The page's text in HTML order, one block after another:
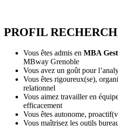
PROFIL
Vous êtes admis en MBA
MBway Grenoble
Vous avez un goût pour
Vous êtes rigoureux(se),
relationnel
Vous aimez travailler en
efficacement
Vous êtes autonome,
Vous maîtrisez les outils